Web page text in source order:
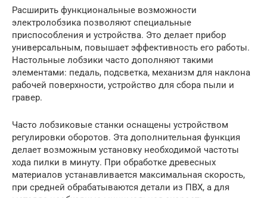
Расширить функциональные возможности
электролобзика позволяют специальные
приспособления и устройства. Это делает прибор
универсальным, повышает эффективность его работы.
Настольные лобзики часто дополняют такими
элементами: педаль, подсветка, механизм для наклона
рабочей поверхности, устройство для сбора пыли и
гравер.
Часто лобзиковые станки оснащены устройством
регулировки оборотов. Эта дополнительная функция
делает возможным установку необходимой частоты
хода пилки в минуту. При обработке древесных
материалов устанавливается максимальная скорость,
при средней обрабатываются детали из ПВХ, а для